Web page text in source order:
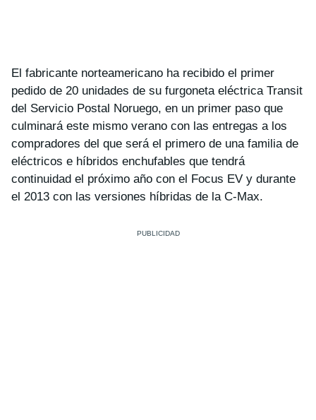
El fabricante norteamericano ha recibido el primer
pedido de 20 unidades de su furgoneta eléctrica Transit
del Servicio Postal Noruego, en un primer paso que
culminará este mismo verano con las entregas a los
compradores del que será el primero de una familia de
eléctricos e híbridos enchufables que tendrá
continuidad el próximo año con el Focus EV y durante
el 2013 con las versiones híbridas de la C-Max.